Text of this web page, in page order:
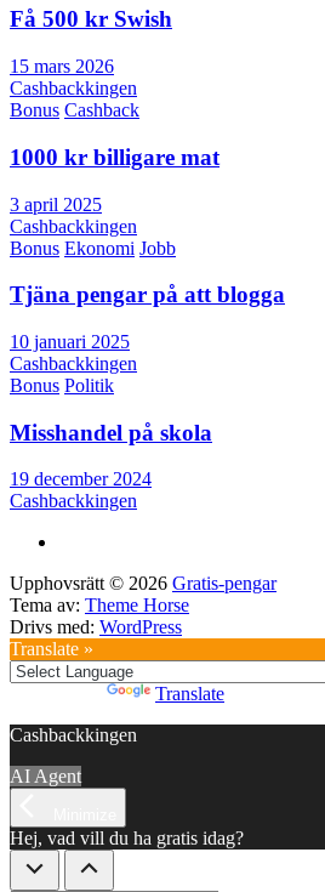
Få 500 kr Swish
15 mars 2026
Cashbackkingen
Bonus Cashback
1000 kr billigare mat
3 april 2025
Cashbackkingen
Bonus Ekonomi Jobb
Tjäna pengar på att blogga
10 januari 2025
Cashbackkingen
Bonus Politik
Misshandel på skola
19 december 2024
Cashbackkingen
Upphovsrätt © 2026 Gratis-pengar
Tema av: Theme Horse
Drivs med: WordPress
Translate »
Translate
Cashbackkingen
AI Agent
Hej, vad vill du ha gratis idag?